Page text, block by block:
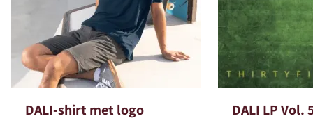
DALI-shirt met logo DALI LP Vol.